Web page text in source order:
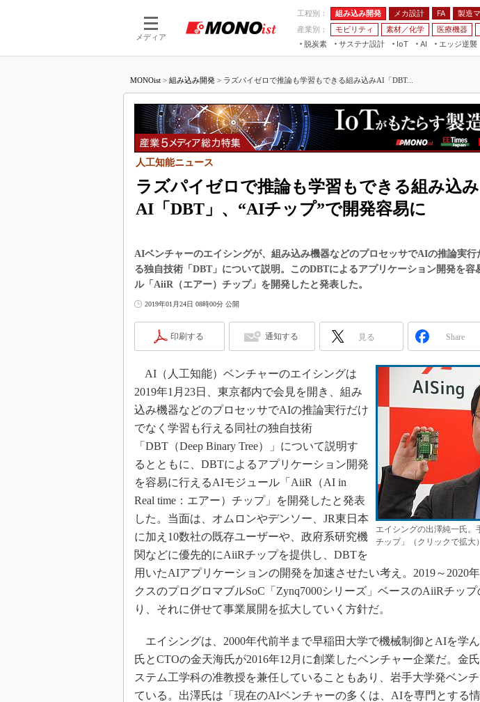
メディア
工程別： 組み込み開発 メカ設計 FA 製造
産業別：
モビリティ 素材／化学 医療機器
脱炭素
サステナ設計
IoT
つながる工場
つながるサービス
AI
AI×設備保全
Physical AI
エッジ逆襲
JIMTOF
組込み/エッジ コンピューテ
展＆IoT/5Gソリューション展
IIFES
国際ロボット展
ジャパンモビリティショー
TECHNO-FRONTIER
人テク展
EdgeTech+
産業オープンネット展
つながるクルマ
5G
VR／AR
フィールドサービス
組み込み画像技術
組み込みモデリング
車載ソフト開発
ISO26262
デジタルツインと
インダストリー4.0
イノベーション
製造業ビッグデータ
メイドインジャパン
植物工場
知財マネジメント
海外生産
グローバル設計・
新型コロナへの対応
製造マネジ
FA
モビリティ
MONOist > 組み込み開発 > ラズパイゼロで推論も学習もできる組み込みAI「DBT...
ラズパイゼロで推論も学習もできる組み込み
AI「DBT」、“AIチップ”で開発容易に
人工知能ニュース
AIベンチャーのエイシングが、組み込み機器などのプロセッサでAIの推論実行
る独自技術「DBT」について説明。このDBTによるアプリケーション開発を
ル「AiiR（エアー）チップ」を開発したと発表した。
2019年01月24日 08時00分 公開
印刷する 通知する 見る Share
エイシングの出澤純一氏
チップ」（クリックで拡大）
AI（人工知能）ベンチャーのエイシングは
2019年1月23日、東京都内で会見を開き、組み
込み機器などのプロセッサでAIの推論実行だけ
でなく学習も行える同社の独自技術
「DBT（Deep Binary Tree）」について説明す
るとともに、DBTによるアプリケーション開発
を容易に行えるAIモジュール「AiiR（AI in
Real time：エアー）チップ」を開発したと発表
した。当面は、オムロンやデンソー、JR東日本
に加え10数社の既存ユーザーや、政府系研究機
関などに優先的にAiiRチップを提供し、DBTを
用いたAIアプリケーションの開発を加速させたい考え。2019～2020
クスのプログロマブルSoC「Zynq7000シリーズ」ベースのAiiRチッ
り、それに併せて事業展開を拡大していく方針だ。
エイシングは、2000年代前半まで早稲田大学で機械制御とAIを学
氏とCTOの金天海氏が2016年12月に創業したベンチャー企業だ。金
ステム工学科の准教授を兼任していることもあり、岩手大学発ベン
ている。出澤氏は「現在のAIベンチャーの多くは、AIを専門とする